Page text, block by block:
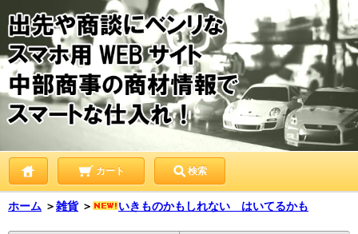
カート 検索
ホーム ＞雑貨 ＞ いきものかもしれない はいてるかも